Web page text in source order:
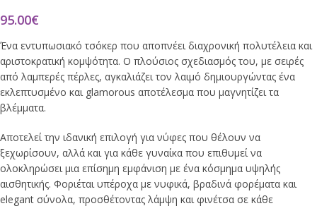
95.00€
Ένα εντυπωσιακό τσόκερ που αποπνέει διαχρονική πολυτέλεια και
αριστοκρατική κομψότητα. Ο πλούσιος σχεδιασμός του, με σειρές
από λαμπερές πέρλες, αγκαλιάζει τον λαιμό δημιουργώντας ένα
εκλεπτυσμένο και glamorous αποτέλεσμα που μαγνητίζει τα
βλέμματα.
Αποτελεί την ιδανική επιλογή για νύφες που θέλουν να
ξεχωρίσουν, αλλά και για κάθε γυναίκα που επιθυμεί να
ολοκληρώσει μια επίσημη εμφάνιση με ένα κόσμημα υψηλής
αισθητικής. Φοριέται υπέροχα με νυφικά, βραδινά φορέματα και
elegant σύνολα, προσθέτοντας λάμψη και φινέτσα σε κάθε